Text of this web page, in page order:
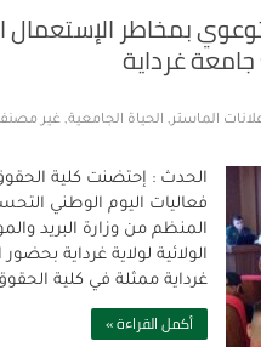
بمخاطر الإستعمال
غرداية
الماستر, الحياة الجامعية, غير
فعاليات اليوم الوطني
المنظم من وزارة البريد
الولائية لولاية غرداية
غرداية ممثلة في كلية
أكمل القراءة »